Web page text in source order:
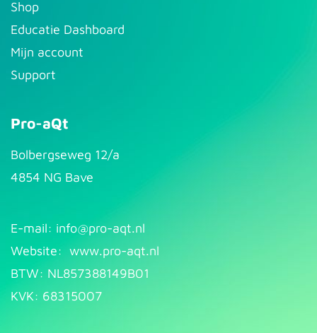
S​hop
Educatie Dashboard
Mijn account
Support
Pro-aQt
Bolbergseweg 12/a
4854 NG Bave
E-mail: info@pr​o-aqt.nl
Website: www.pro-aqt.nl
BTW: NL857388149B01
KVK: 68315007